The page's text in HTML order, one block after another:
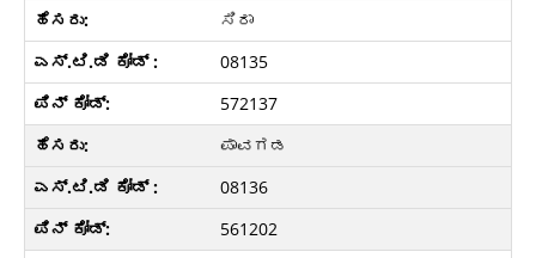
ಸಿರಾ
08135
572137
ಪಾವಗಡ
08136
561202